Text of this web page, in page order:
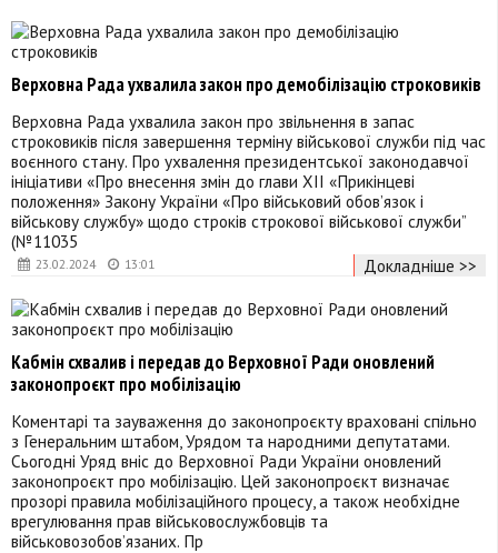
23.02.2024 13:01
Верховна Рада ухвалила закон про демобілізацію строковиків
Верховна Рада ухвалила закон про звільнення в запас
строковиків після завершення терміну військової служби під час
воєнного стану. Про ухвалення президентської законодавчої
ініціативи «Про внесення змін до глави ХІІ «Прикінцеві
положення» Закону України «Про військовий обов’язок і
військову службу» щодо строків строкової військової служби”
(№11035
Докладніше >>
Кабмін схвалив і передав до Верховної Ради оновлений
законопроєкт про мобілізацію
Коментарі та зауваження до законопроєкту враховані спільно
з Генеральним штабом, Урядом та народними депутатами.
Сьогодні Уряд вніс до Верховної Ради України оновлений
законопроєкт про мобілізацію. Цей законопроєкт визначає
прозорі правила мобілізаційного процесу, а також необхідне
врегулювання прав військовослужбовців та
військовозобовʼязаних. Пр